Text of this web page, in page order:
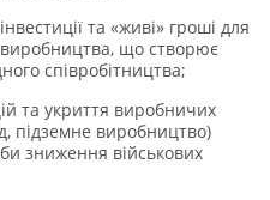
та «живі» гроші для
що створює
співробітництва;
та укриття виробничих
підземне виробництво)
зниження військових